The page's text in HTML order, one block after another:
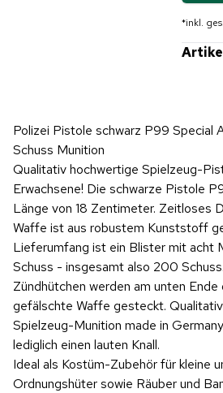
*inkl.
Polizei Pistole schwarz P99 Special
Schuss Munition
Qualitativ hochwertige Spielzeug-
Erwachsene! Die schwarze Pistole
Länge von 18 Zentimeter. Zeitloses
Waffe ist aus robustem Kunststoff
Lieferumfang ist ein Blister mit acht
Schuss - insgesamt also 200
Zündhütchen werden am unten
gefälschte Waffe gesteckt.
Spielzeug-Munition made in
lediglich einen lauten Knall.
Ideal als Kostüm-Zubehör für kleine
Ordnungshüter sowie Räuber und